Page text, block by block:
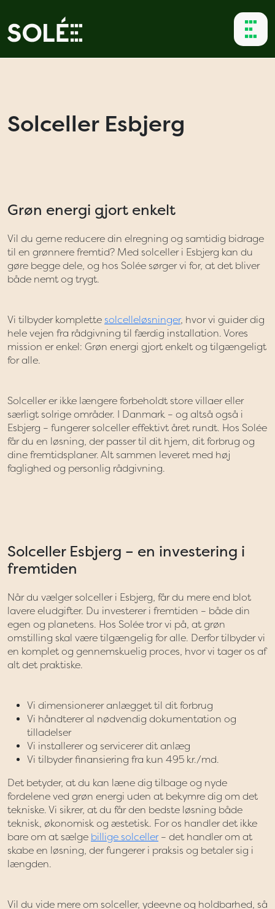
Solceller Esbjerg
Grøn energi gjort enkelt
Vil du gerne reducere din elregning og samtidig bidrage
til en grønnere fremtid? Med solceller i Esbjerg kan du
gøre begge dele, og hos Solée sørger vi for, at det bliver
både nemt og trygt.
Vi tilbyder komplette solcelleløsninger, hvor vi guider dig
hele vejen fra rådgivning til færdig installation. Vores
mission er enkel: Grøn energi gjort enkelt og tilgængeligt
for alle.
Solceller er ikke længere forbeholdt store villaer eller
særligt solrige områder. I Danmark – og altså også i
Esbjerg – fungerer solceller effektivt året rundt. Hos Solée
får du en løsning, der passer til dit hjem, dit forbrug og
dine fremtidsplaner. Alt sammen leveret med høj
faglighed og personlig rådgivning.
Solceller Esbjerg – en investering i
fremtiden
Når du vælger solceller i Esbjerg, får du mere end blot
lavere eludgifter. Du investerer i fremtiden – både din
egen og planetens. Hos Solée tror vi på, at grøn
omstilling skal være tilgængelig for alle. Derfor tilbyder vi
en komplet og gennemskuelig proces, hvor vi tager os af
alt det praktiske.
Vi dimensionerer anlægget til dit forbrug
Vi håndterer al nødvendig dokumentation og
tilladelser
Vi installerer og servicerer dit anlæg
Vi tilbyder finansiering fra kun 495 kr./md.
Det betyder, at du kan læne dig tilbage og nyde
fordelene ved grøn energi uden at bekymre dig om det
tekniske. Vi sikrer, at du får den bedste løsning både
teknisk, økonomisk og æstetisk. For os handler det ikke
bare om at sælge billige solceller– det handler om at
skabe en løsning, der fungerer i praksis og betaler sig i
længden.
Vil du vide mere om solceller, ydeevne og holdbarhed, så